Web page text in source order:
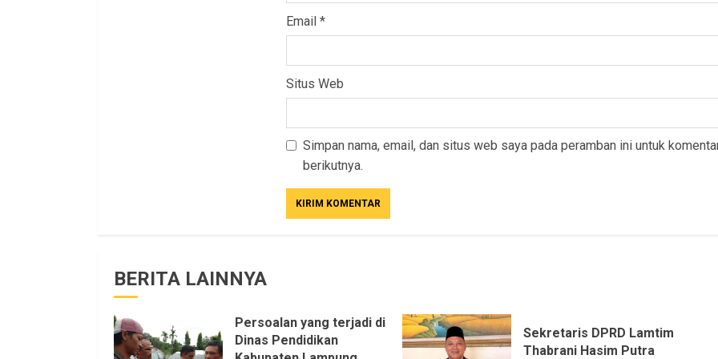
Email *
Situs Web
Simpan nama, email, dan situs web saya pada peramban ini untuk
berikutnya.
BERITA LAINNYA
Persoalan yang terjadi di
Dinas Pendidikan
Sekretaris DPRD Lamtim
Thabrani Hasim Putra